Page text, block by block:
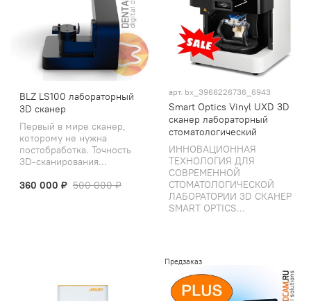
BLZ LS100 лабораторный
3D сканер
Первый в мире сканер,
которому не нужна
постобработка. Точность
3D-сканирования...
360 000 ₽ 500 000 ₽
арт. bx_3966226736_6943
Smart Optics Vinyl UXD 3D
сканер лабораторный
стоматологический
ИННОВАЦИОННАЯ
ТЕХНОЛОГИЯ ДЛЯ
СОВРЕМЕННОЙ
СТОМАТОЛОГИЧЕСКОЙ
ЛАБОРАТОРИИ 3D СКАНЕР
SMART OPTICS...
Предзаказ